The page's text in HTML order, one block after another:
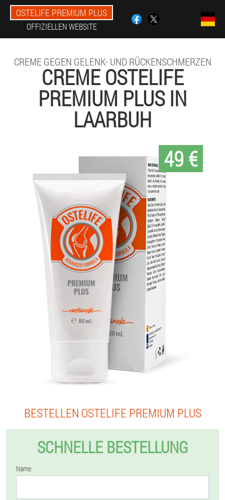
OSTELIFE PREMIUM PLUS
OFFIZIELLEN WEBSITE
CREME GEGEN GELENK- UND RÜCKENSCHMERZEN
CREME OSTELIFE
PREMIUM PLUS IN
LAARBUH
49 €
BESTELLEN OSTELIFE PREMIUM PLUS
SCHNELLE BESTELLUNG
Name